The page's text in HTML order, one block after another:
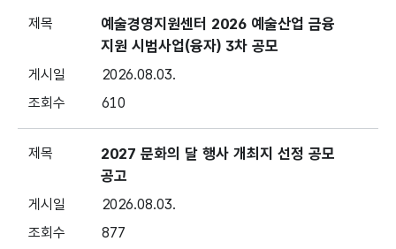
예술경영지원센터 2026 예술산업 금융
지원 시범사업(융자) 3차 공모
2026.08.03.
610
2027 문화의 달 행사 개최지 선정 공모
공고
2026.08.03.
877